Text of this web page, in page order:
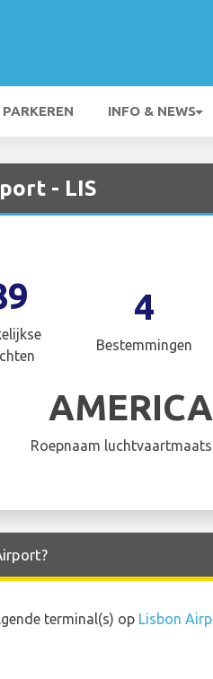
PARKEREN INFO & NEWS
- LIS
4
Bestemmingen
Roepnaam
terminal(s) op Lisbon